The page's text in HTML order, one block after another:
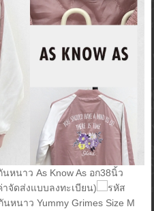
หนาว As Know As อก38นิ้ว
จัดส่งแบบลงทะเบียน)
รหัส
หนาว Yummy Grimes Size M